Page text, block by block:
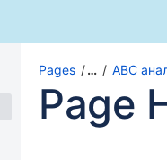
Pages … ABC
Page